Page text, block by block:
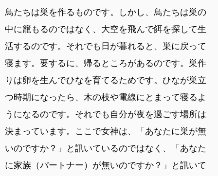
鳥たちは巣を作るものです。しかし、鳥たちは巣の
中に籠もるのではなく、大空を飛んで餌を探して生
活するのです。それでも日が暮れると、巣に戻って
寝ます。要するに、帰るところがあるのです。巣作
りは卵を生んでひなを育てるためです。ひなが巣立
つ時期になったら、木の枝や電線にとまって寝るよ
うになるのです。それでも自分が夜を過ごす場所は
決まっています。ここで女神は、「あなたに巣が無
いのですか？」と訊いているのではなく、「あなた
に家族（パートナー）が無いのですか？」と訊いて